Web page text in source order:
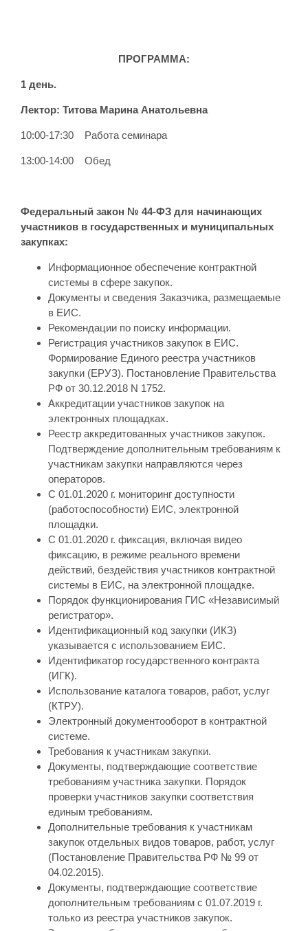
ПРОГРАММА:
1 день.
Лектор: Титова Марина Анатольевна
10:00-17:30 Работа семинара
13:00-14:00 Обед
Федеральный закон № 44-ФЗ для начинающих
участников в государственных и муниципальных
закупках:
Информационное обеспечение контрактной
системы в сфере закупок.
Документы и сведения Заказчика, размещаемые
в ЕИС.
Рекомендации по поиску информации.
Регистрация участников закупок в ЕИС.
Формирование Единого реестра участников
закупки (ЕРУЗ). Постановление Правительства
РФ от 30.12.2018 N 1752.
Аккредитации участников закупок на
электронных площадках.
Реестр аккредитованных участников закупок.
Подтверждение дополнительным требованиям к
участникам закупки направляются через
операторов.
С 01.01.2020 г. мониторинг доступности
(работоспособности) ЕИС, электронной
площадки.
С 01.01.2020 г. фиксация, включая видео
фиксацию, в режиме реального времени
действий, бездействия участников контрактной
системы в ЕИС, на электронной площадке.
Порядок функционирования ГИС «Независимый
регистратор».
Идентификационный код закупки (ИКЗ)
указывается с использованием ЕИС.
Идентификатор государственного контракта
(ИГК).
Использование каталога товаров, работ, услуг
(КТРУ).
Электронный документооборот в контрактной
системе.
Требования к участникам закупки.
Документы, подтверждающие соответствие
требованиям участника закупки. Порядок
проверки участников закупки соответствия
единым требованиям.
Дополнительные требования к участникам
закупок отдельных видов товаров, работ, услуг
(Постановление Правительства РФ № 99 от
04.02.2015).
Документы, подтверждающие соответствие
дополнительным требованиям с 01.07.2019 г.
только из реестра участников закупок.